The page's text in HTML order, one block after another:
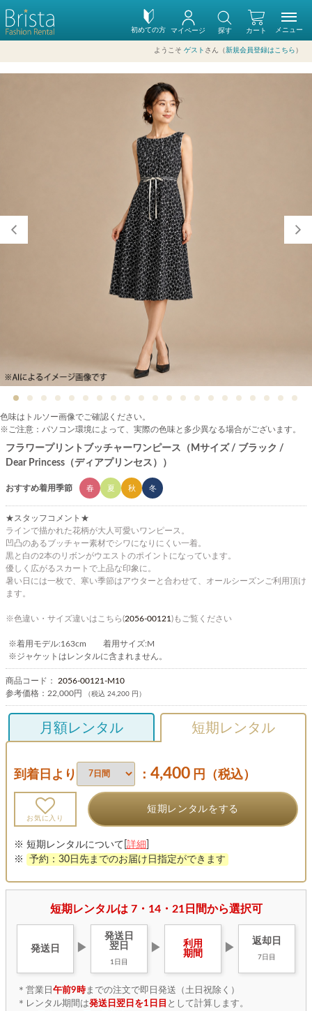
初めての方 カート
マイページ 探す
ようこそ ゲスト さん（新規会員登録はこちら ）
メニュー
色味はトルソー画像でご確認ください。
※ご注意：パソコン環境によって、実際の色味と多少異なる場合がございます。
フラワープリントブッチャーワンピース（Mサイズ / ブラック /
Dear Princess（ディアプリンセス））
おすすめ着用季節 春 夏 秋 冬
★スタッフコメント★
ラインで描かれた花柄が大人可愛いワンピース。
凹凸のあるブッチャー素材でシワになりにくい一着。
黒と白の2本のリボンがウエストのポイントになっています。
優しく広がるスカートで上品な印象に。
暑い日には一枚で、寒い季節はアウターと合わせて、オールシーズンご利用頂け
ます。
※色違い・サイズ違いはこちら(2056-00121)もご覧ください
※着用モデル:163cm 着用サイズ:M
※ジャケットはレンタルに含まれません。
商品コード： 2056-00121-M10
参考価格： 22,000円 （税込 24,200 円）
月額レンタル 短期レンタル
到着日より ： 4,400 円（税込）
お気に入り
短期レンタルをする
※ 短期レンタルについて[ 詳細
※
予約：30日先までのお届け日指定ができます
短期レンタルは 7・14・21日間から選択可
発送日 ▶
発送日
翌日
1日目
▶
利用
期間
▶
返却日
7日目
＊営業日 午前9時までの注文で即日発送（土日祝除く）
＊レンタル期間は発送日翌日を1日目 として計算します。